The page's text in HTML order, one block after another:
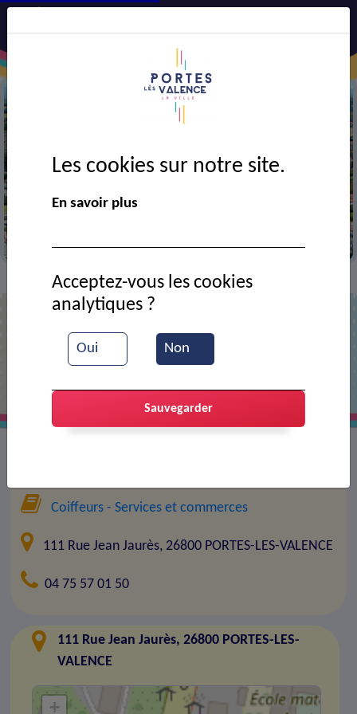
> Contact >Ora coiffure
Ora coiffure
Coiffeurs - Services et commerces
111 Rue Jean Jaurès, 26800 PORTES-LES-VALENCE
04 75 57 01 50
111 Rue Jean Jaurès, 26800 PORTES-LES-
VALENCE
+
Les cookies sur notre site.
En savoir plus
Oui Non
Acceptez-vous les cookies
analytiques ?
Sauvegarder